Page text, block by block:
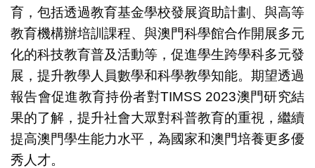
育，包括透過教育基金學校發展資助計劃、與高等
教育機構辦培訓課程、與澳門科學館合作開展多元
化的科技教育普及活動等，促進學生跨學科多元發
展，提升教學人員數學和科學教學知能。期望透過
報告會促進教育持份者對TIMSS 2023澳門研究結
果的了解，提升社會大眾對科普教育的重視，繼續
提高澳門學生能力水平，為國家和澳門培養更多優
秀人才。